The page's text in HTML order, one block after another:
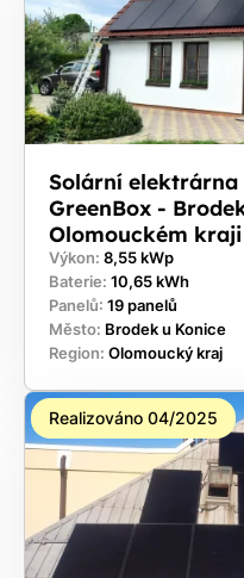
Solární elektrárna
GreenBox -
Olomouckém kraji
Výkon: 8,55 kWp
Baterie: 10,65 kWh
Panelů: 19 panelů
Město: Brodek u Konice
Region: Olomoucký kraj
Realizováno 04/2025